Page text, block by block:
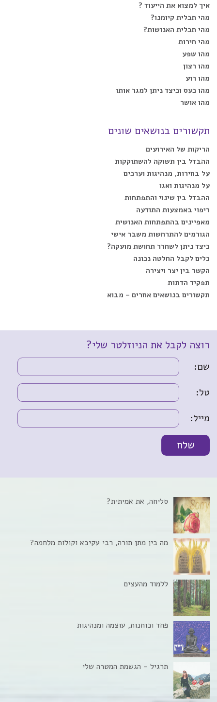
איך למצוא את הייעוד ?
מהי תכלית קיומנו?
מהי תכלית האנושות?
מהי חירות
מהו שפע
מהו רצון
מהו רוע
מהו כעס וכיצד ניתן למגר אותו
מהו אושר
תקשורים בנושאים שונים
הריקות של האירועים
ההבדל בין תשוקה להשתוקקות
על בחירות, מנהיגות וערכים
על מנהיגות ואגו
ההבדל בין שינוי והתפתחות
ריפוי באמצעות התודעה
מאפיינים בהתפתחות האנושית
הגורמים להתרחשות משבר אישי
כיצד ניתן לשחרר תחושת מועקה?
כלים לקבל החלטה נכונה
הקשר בין יצר ויצירה
תפקיד הדתות
תקשורים בנושאים אחרים – מבוא
רוצה לקבל את הניוזלטר שלי?
שם:
טל:
מייל:
סליחה, את אמיתית?
מה בין מתן תורה, רבי עקיבא וקולות מלחמה?
ללמוד מהעצים
פחד וכוחנות, עוצמה ומנהיגות
תרגיל – הגשמת המטרה שלי